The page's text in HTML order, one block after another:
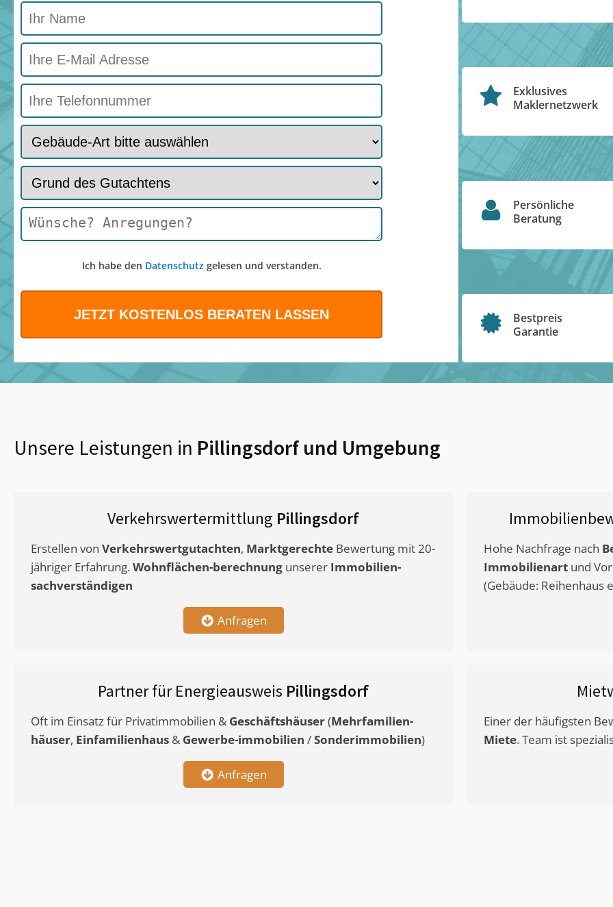
Ich habe den Datenschutzgelesen und verstanden.
Exklusives
Maklernetzwerk
Persönliche
Beratung
Bestpreis
Garantie
Unsere Leistungen in Pillingsdorfund Umgebung
Verkehrswertermittlung Pillingsdorf
Erstellen von Verkehrswertgutachten, Marktgerechte Bewertung mit 20-
jähriger Erfahrung. Wohnflächen-berechnung unserer Immobilien-
sachverständigen
Anfragen
Hohe Nachfrage nach
Immobilienart und
(Gebäude: Reihenhaus
Partner für Energieausweis Pillingsdorf
Oft im Einsatz für Privatimmobilien & Geschäftshäuser(Mehrfamilien-
häuser, Einfamilienhaus & Gewerbe-immobilien /Sonderimmobilien)
Anfragen
Einer der häufigsten
Miete. Team ist